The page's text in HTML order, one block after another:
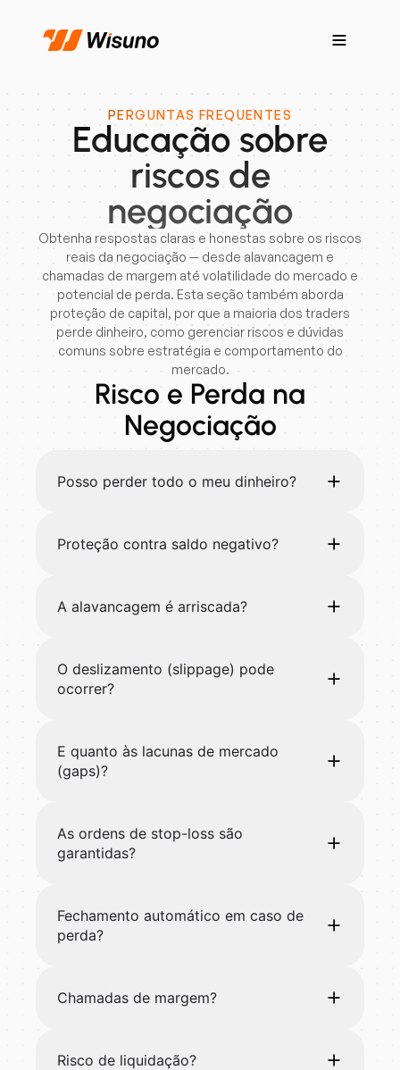
PERGUNTAS FREQUENTES
Educação sobre
riscos de
negociação
Obtenha respostas claras e honestas sobre os riscos
reais da negociação — desde alavancagem e
chamadas de margem até volatilidade do mercado e
potencial de perda. Esta seção também aborda
proteção de capital, por que a maioria dos traders
perde dinheiro, como gerenciar riscos e dúvidas
comuns sobre estratégia e comportamento do
mercado.
Risco e Perda na
Negociação
Posso perder todo o meu dinheiro?
Proteção contra saldo negativo?
A alavancagem é arriscada?
O deslizamento (slippage) pode
ocorrer?
E quanto às lacunas de mercado
(gaps)?
As ordens de stop-loss são
garantidas?
Fechamento automático em caso de
perda?
Chamadas de margem?
Risco de liquidação?